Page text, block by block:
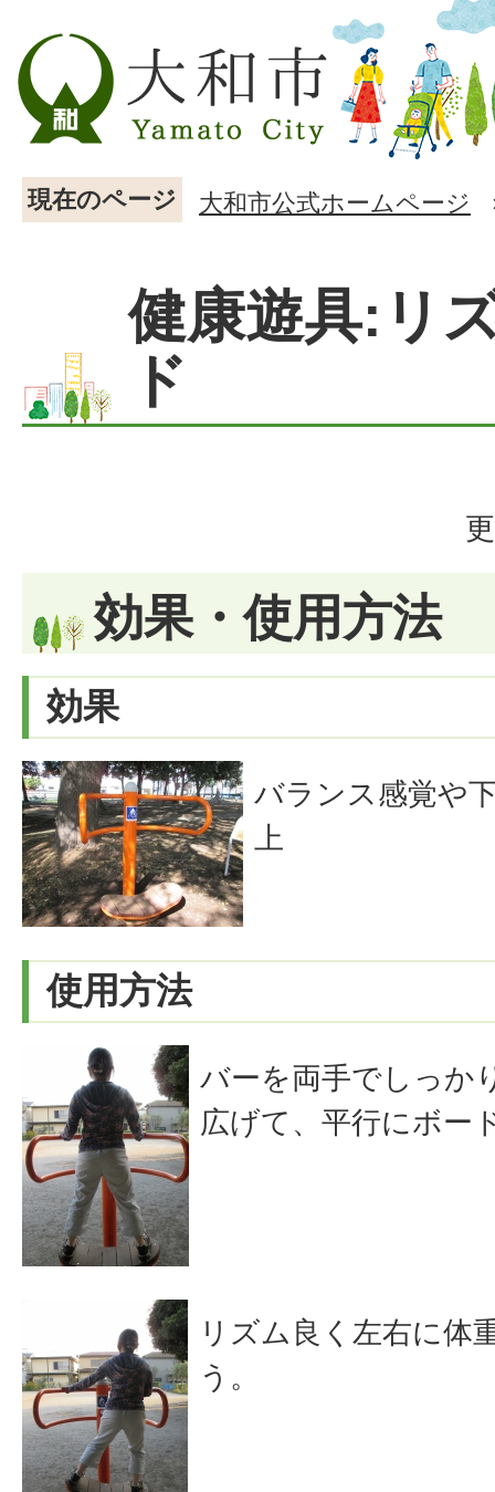
現在のページ 大和市公式ホームページ
健康遊具:リ
ド
効果・使用方法
効果
バランス感覚や
上
使用方法
バーを両手でしっか
広げて、平行にボー
リズム良く左右に体
う。